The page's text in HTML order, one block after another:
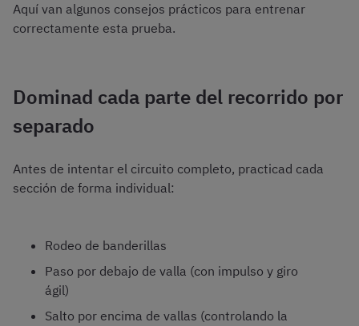
Aquí van algunos consejos prácticos para entrenar
correctamente esta prueba.
Dominad cada parte del recorrido por
separado
Antes de intentar el circuito completo, practicad cada
sección de forma individual:
Rodeo de banderillas
Paso por debajo de valla (con impulso y giro
ágil)
Salto por encima de vallas (controlando la